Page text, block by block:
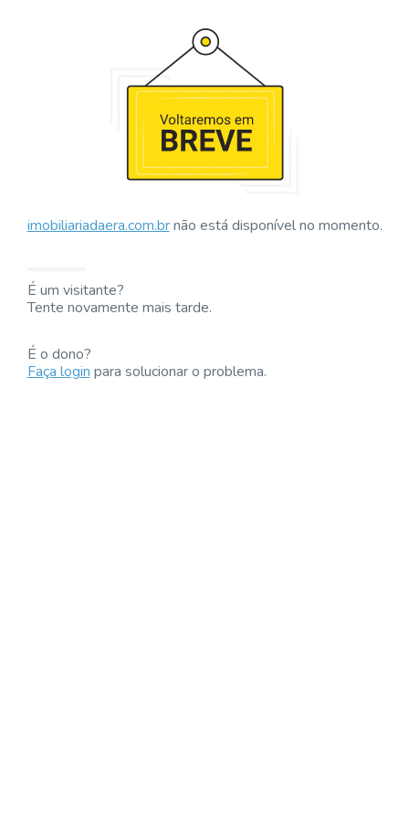
imobiliariadaera.com.brnão está disponível no momento.
É um visitante?
Tente novamente mais tarde.
É o dono?
Faça loginpara solucionar o problema.